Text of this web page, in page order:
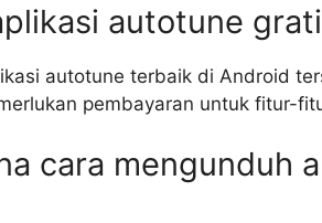
autotune
autotune terbaik di Android
pembayaran untuk fitur-
cara mengunduh